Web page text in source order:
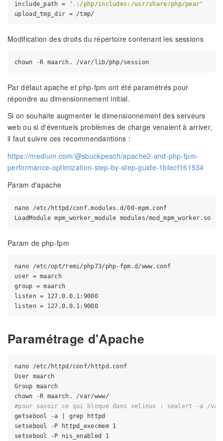
include_path =
".:/php/includes:/usr/share/php/pear"
Modification des droits du répertoire contenant les sessions
Par défaut apache et php-fpm ont été paramétrés pour
répondre au dimensionnement initial.
Si on souhaite augmenter le dimensionnement des serveurs
web ou si d'éventuels problèmes de charge venaient à arriver,
il faut suivre ces recommendantions :
https://medium.com/@sbuckpesch/apache2-and-php-fpm-
performance-optimization-step-by-step-guide-1bfecf161534
Param d'apache
nano /etc/httpd/conf.modules.d/00-mpm.conf
Param de php-fpm
nano /etc/opt/remi/php73/php-fpm.d/www.conf
user = maarch
group = maarch
listen = 127.0.0.1:9000
listen = 127.0.0.1:9000
Paramétrage d'Apache
nano /etc/httpd/conf/httpd.conf
User maarch
Group maarch
#pour savoir ce qui bloque dans selinux : sealert -a /
getsebool -a | grep httpd
setsebool -P httpd_execmem 1
setsebool -P nis_enabled 1